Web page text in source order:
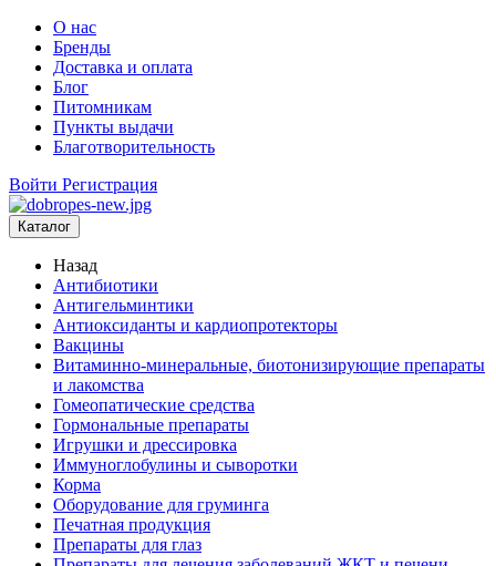
О нас
Бренды
Доставка и оплата
Блог
Питомникам
Пункты выдачи
Благотворительность
Войти Регистрация
Каталог
Назад
Антибиотики
Антигельминтики
Антиоксиданты и кардиопротекторы
Вакцины
Витаминно-минеральные, биотонизирующие препараты
и лакомства
Гомеопатические средства
Гормональные препараты
Игрушки и дрессировка
Иммуноглобулины и сыворотки
Корма
Оборудование для груминга
Печатная продукция
Препараты для глаз